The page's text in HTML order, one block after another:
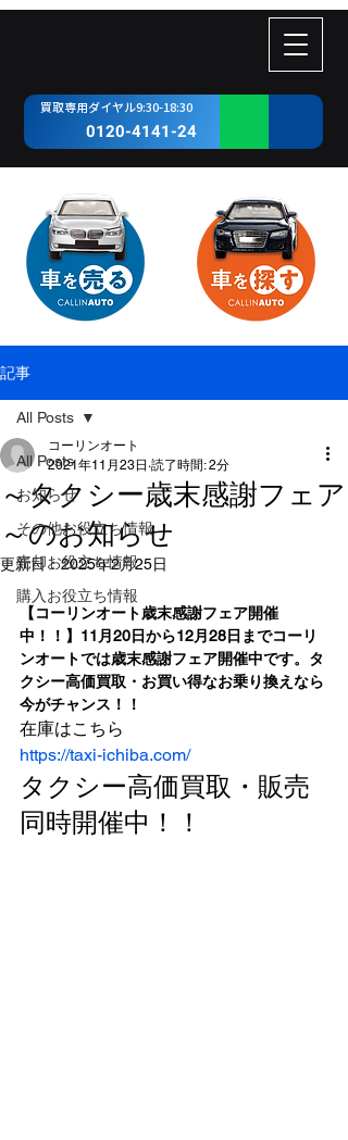
​買取専用ダイヤル9:30-18:30
0120-4141-24
記事
All Posts
お知らせ
その他お役立ち情報
売却お役立ち情報
購入お役立ち情報
All Posts
～タクシー歳末感謝フェア
～のお知らせ
コーリンオート
2021年11月23日 読了時間: 2分
更新日：2025年2月25日
【コーリンオート歳末感謝フェア開催
中！！】11月20日から12月28日までコーリ
ンオートでは歳末感謝フェア開催中です。タ
クシー高価買取・お買い得なお乗り換えなら
今がチャンス！！
https://taxi-ichiba.com/
タクシー高価買取・販売
同時開催中！！